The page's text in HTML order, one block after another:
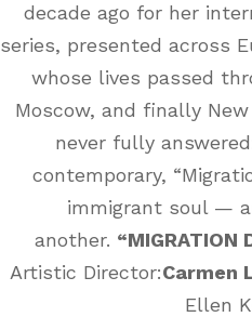
decade ago for her
series, presented across
whose lives passed
Moscow, and finally
never fully
contemporary,
immigrant soul —
another. “MIGRATION
Artistic Director:Carmen
Ellen